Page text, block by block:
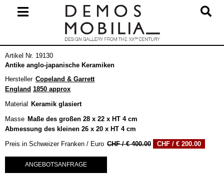
Navigation
Artikel Nr. 19130
Antike anglo-japanische Keramiken
Hersteller Copeland & Garrett
England 1850 approx
Material
Keramik glasiert
Masse Maße des großen 28 x 22 x HT 4 cm
Abmessung des kleinen 26 x 20 x HT 4 cm
Preis in Schweizer Franken / Euro
€400.00
Ursprünglicher
€ 200.00
ANGEBOTSANFRAGE